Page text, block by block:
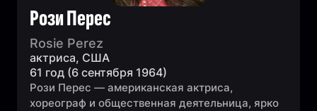
Рози Перес
Rosie Perez
актриса, США
61 год (6 сентября 1964)
Рози Перес — американская актриса,
хореограф и общественная деятельница, ярко